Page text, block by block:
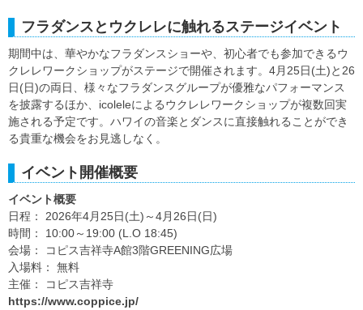
フラダンスとウクレレに触れるステージイベント
期間中は、華やかなフラダンスショーや、初心者でも参加できるウ
クレレワークショップがステージで開催されます。4月25日(土)と26
日(日)の両日、様々なフラダンスグループが優雅なパフォーマンス
を披露するほか、icoleleによるウクレレワークショップが複数回実
施される予定です。ハワイの音楽とダンスに直接触れることができ
る貴重な機会をお見逃しなく。
イベント開催概要
イベント概要
日程： 2026年4月25日(土)～4月26日(日)
時間： 10:00～19:00 (L.O 18:45)
会場： コピス吉祥寺A館3階GREENING広場
入場料： 無料
主催： コピス吉祥寺
https://www.coppice.jp/